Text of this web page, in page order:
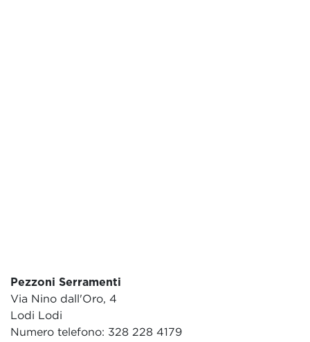
Pezzoni Serramenti
Via Nino dall'Oro, 4
Lodi Lodi
Numero telefono: 328 228 4179